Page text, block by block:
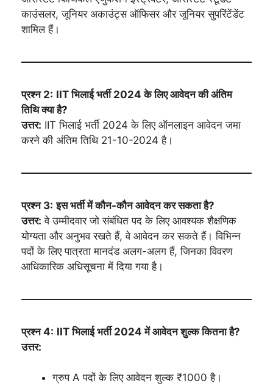
काउंसलर, जूनियर अकाउंट्स ऑफिसर और जूनियर सुपरिंटेंडेंट
शामिल हैं।
प्रश्न 2: IIT भिलाई भर्ती 2024 के लिए आवेदन की अंतिम
तिथि क्या है?
उत्तर: IIT भिलाई भर्ती 2024 के लिए ऑनलाइन आवेदन जमा
करने की अंतिम तिथि 21-10-2024 है।
प्रश्न 3: इस भर्ती में कौन-कौन आवेदन कर सकता है?
उत्तर: वे उम्मीदवार जो संबंधित पद के लिए आवश्यक शैक्षणिक
योग्यता और अनुभव रखते हैं, वे आवेदन कर सकते हैं। विभिन्न
पदों के लिए पात्रता मानदंड अलग-अलग हैं, जिनका विवरण
आधिकारिक अधिसूचना में दिया गया है।
प्रश्न 4: IIT भिलाई भर्ती 2024 में आवेदन शुल्क कितना है?
उत्तर:
ग्रुप A पदों के लिए आवेदन शुल्क ₹1000 है।